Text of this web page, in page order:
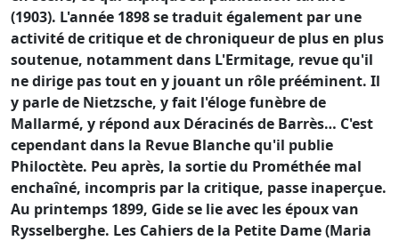
(1903). L'année 1898 se traduit également par une
activité de critique et de chroniqueur de plus en plus
soutenue, notamment dans L'Ermitage, revue qu'il
ne dirige pas tout en y jouant un rôle prééminent. Il
y parle de Nietzsche, y fait l'éloge funèbre de
Mallarmé, y répond aux Déracinés de Barrès… C'est
cependant dans la Revue Blanche qu'il publie
Philoctète. Peu après, la sortie du Prométhée mal
enchaîné, incompris par la critique, passe inaperçue.
Au printemps 1899, Gide se lie avec les époux van
Rysselberghe. Les Cahiers de la Petite Dame (Maria